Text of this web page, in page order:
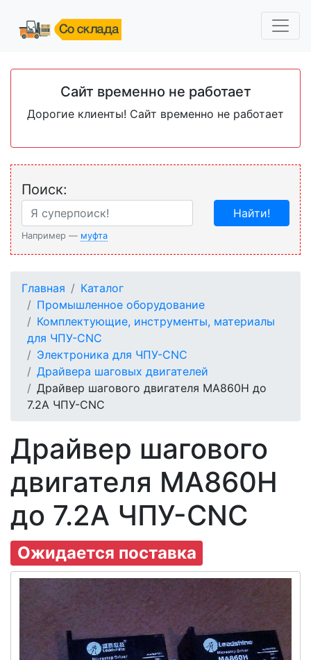
Сайт временно не работает
Дорогие клиенты! Сайт временно не работает
Поиск:
Например — муфта
Найти!
Главная
Каталог
Промышленное оборудование
Комплектующие, инструменты, материалы
для ЧПУ-CNC
Электроника для ЧПУ-CNC
Драйвера шаговых двигателей
Драйвер шагового двигателя MA860H до
7.2A ЧПУ-CNC
Драйвер шагового
двигателя MA860H
до 7.2A ЧПУ-CNC
Ожидается поставка